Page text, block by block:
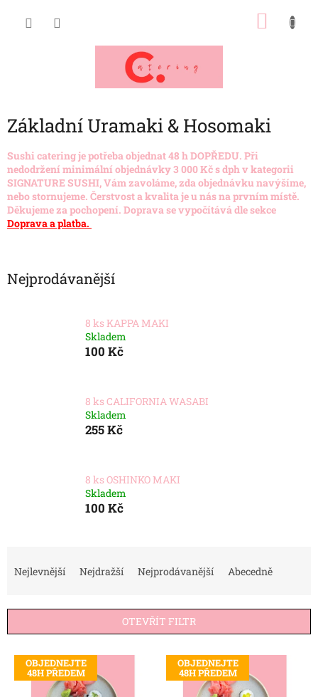
Základní Uramaki & Hosomaki
Sushi catering je potřeba objednat 48 h DOPŘEDU. Při
nedodržení minimální objednávky 3 000 Kč s dph v kategorii
SIGNATURE SUSHI, Vám zavoláme, zda objednávku navýšíme,
nebo stornujeme. Čerstvost a kvalita je u nás na prvním místě.
Děkujeme za pochopení. Doprava se vypočítává dle sekce
Doprava a platba.
Nejprodávanější
8 ks KAPPA MAKI
Skladem
100 Kč
8 ks CALIFORNIA WASABI
Skladem
255 Kč
8 ks OSHINKO MAKI
Skladem
100 Kč
í
Nejlevnější Nejdražší Nejprodávanější Abecedně
OTEVŘÍT FILTR
V
p
OBJEDNEJTE
48H PŘEDEM
OBJEDNEJTE
48H PŘEDEM